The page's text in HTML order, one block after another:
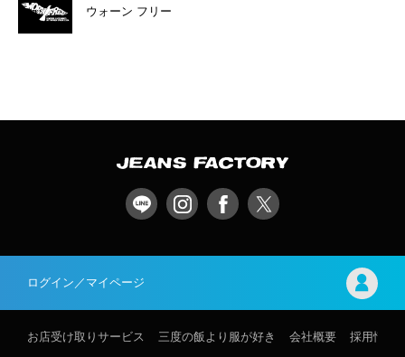
ウォーン フリー
ログイン／マイページ
お店受け取りサービス 三度の飯より服が好き 会社概要 採用情報